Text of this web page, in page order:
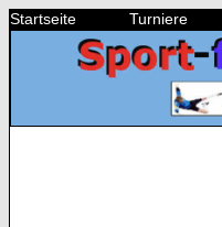
Startseite Turniere